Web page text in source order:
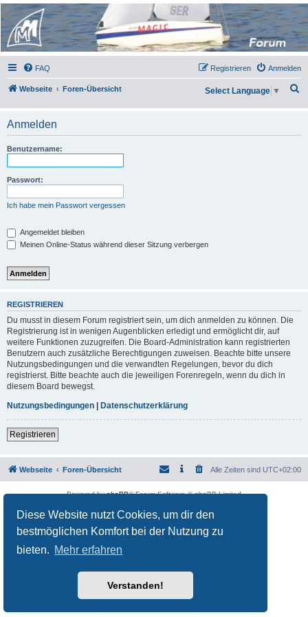
Diese Website nutzt Cookies, um dir den
bestmöglichen Komfort bei der Nutzung zu
bieten. Mehr erfahren
Verstanden!
Micro Magic Forum
Deutschland
FAQ Anmelden
Registrieren
Webseite Foren-Übersicht
h
Select Language ▼
Anmelden
Benutzername:
Passwort:
Ich habe mein Passwort vergessen
Angemeldet bleiben
Meinen Online-Status während dieser Sitzung verbergen
REGISTRIEREN
Du musst in diesem Forum registriert sein, um dich anmelden zu können. Die
Registrierung ist in wenigen Augenblicken erledigt und ermöglicht dir, auf
weitere Funktionen zuzugreifen. Die Board-Administration kann registrierten
Benutzern auch zusätzliche Berechtigungen zuweisen. Beachte bitte unsere
Nutzungsbedingungen und die verwandten Regelungen, bevor du dich
registrierst. Bitte beachte auch die jeweiligen Forenregeln, wenn du dich in
diesem Board bewegst.
Nutzungsbedingungen
Datenschutzerklärung
Registrieren
Webseite Foren-Übersicht Alle Zeiten sind UTC+02:00
Powered byphpBB® Forum Software © phpBB Limited
Datenschutz|Nutzungsbedingungen